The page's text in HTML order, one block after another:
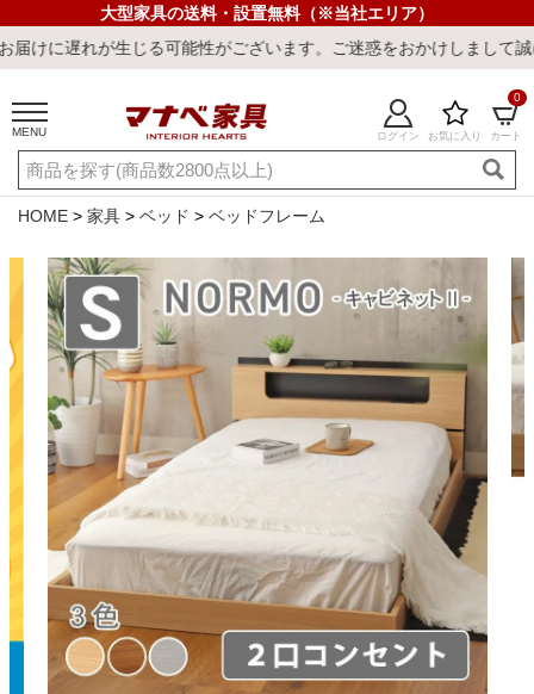
大型家具の送料・設置無料（※当社エリア）
る可能性がございます。ご迷惑をおかけしまして誠に申し訳ござい
MENU ログイン お気に入り カート
0
ご利用ガイド 新規会員登録
店舗一覧 閲覧履歴
キーワード・商品番号で探す
最短発送 冷感ラグ ウィルトンラ
カテゴリから探す
HOME 家具 ベッド ベッドフレーム